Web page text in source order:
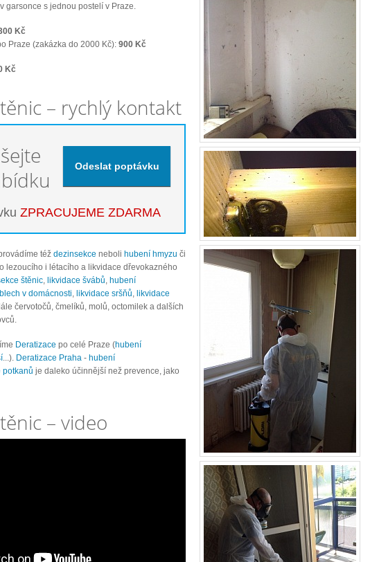
garsonce s jednou postelí v Praze.
Kč
Praze (zakázka do 2000 Kč): 900 Kč
Kč
– rychlý kontakt
ZPRACUJEME ZDARMA
též dezinsekce neboli hubení hmyzu či
lezoucího i létacího a likvidace dřevokazného
štěnic likvidace švábů hubení
v domácnosti likvidace sršňů likvidace
červotočů, čmelíků, molů, octomilek a dalších
Deratizace po celé Praze (hubení
...). Deratizace Praha - hubení
potkanů je daleko účinnější než prevence, jako
– video